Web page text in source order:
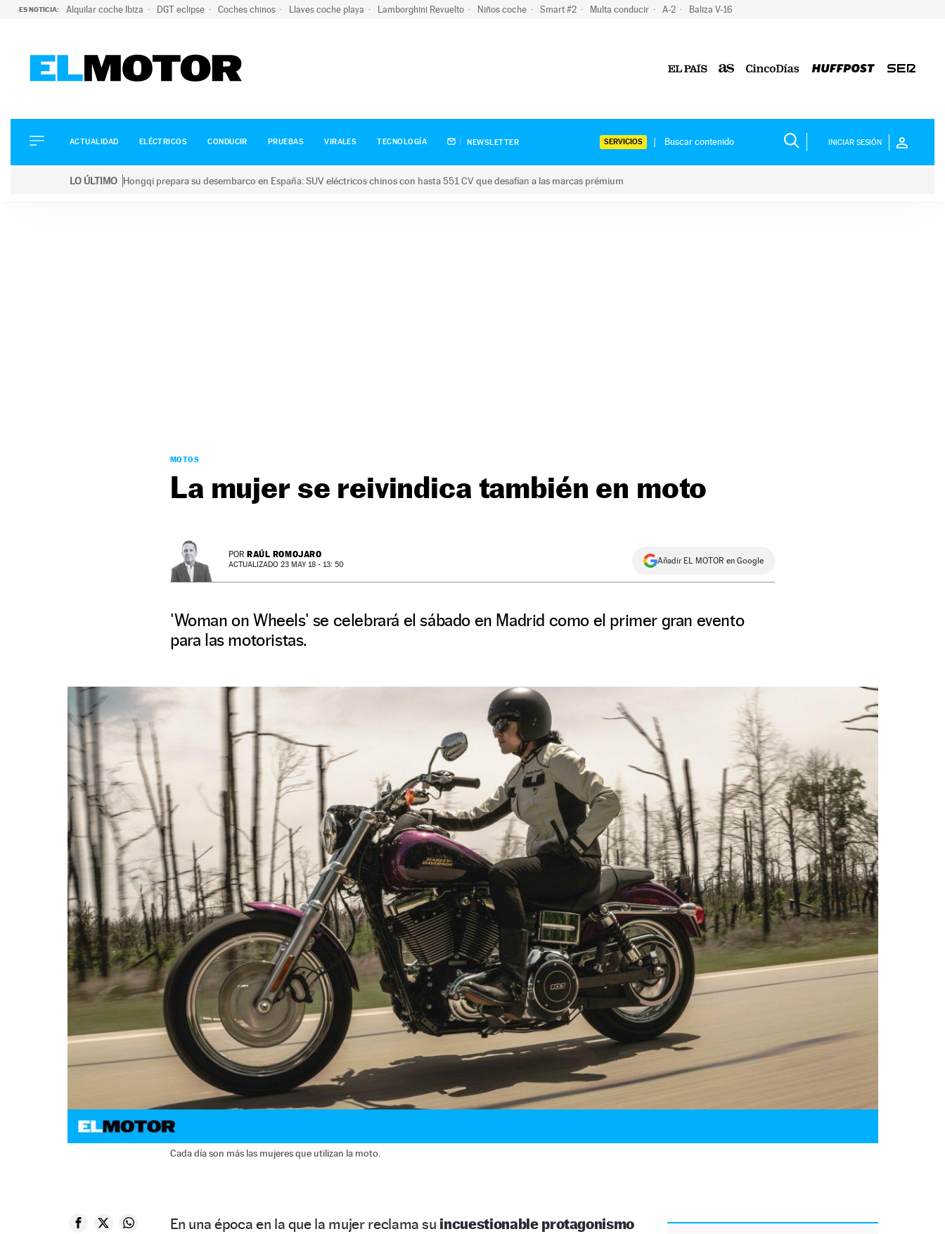
ES NOTICIA: Alquilar coche Ibiza DGT eclipse Coches chinos Llaves coche playa Lamborghini Revuelto Niños coche Smart #2 Multa conducir A-2 Baliza V-16
ELÉCTRICOS
CONDUCIR
ACTUALIDAD ELÉCTRICOS CONDUCIR PRUEBAS VIRALES TECNOLOGÍA NEWSLETTER SERVICIOS INICIAR SESIÓN
LO ÚLTIMO Hongqi prepara su desembarco en España: SUV eléctricos chinos con hasta 551 CV que desafían a las marcas prémium
MOTOS
La mujer se reivindica también en moto
POR RAÚL ROMOJARO
ACTUALIZADO 23 MAY 18 - 13: 50 Añadir EL MOTOR en Google
'Woman on Wheels' se celebrará el sábado en Madrid como el primer gran evento
para las motoristas.
Cada día son más las mujeres que utilizan la moto.
En una época en la que la mujer reclama su incuestionable protagonismo